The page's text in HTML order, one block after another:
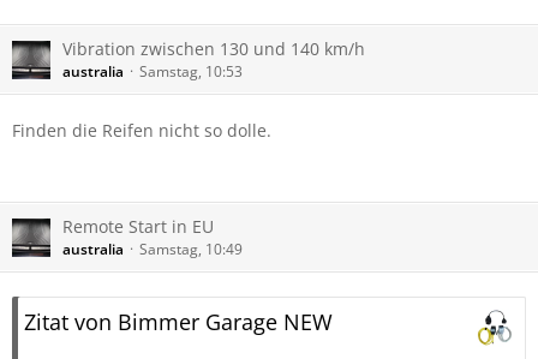
Vibration zwischen 130 und 140 km/h
australia Samstag, 10:53
Finden die Reifen nicht so dolle.
Remote Start in EU
australia Samstag, 10:49
Zitat von Bimmer Garage NEW